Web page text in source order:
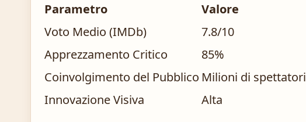
Parametro
Valore
Voto Medio (IMDb)
7.8/10
Apprezzamento Critico
85%
Coinvolgimento del Pubblico Milioni di spettatori
Innovazione Visiva
Alta